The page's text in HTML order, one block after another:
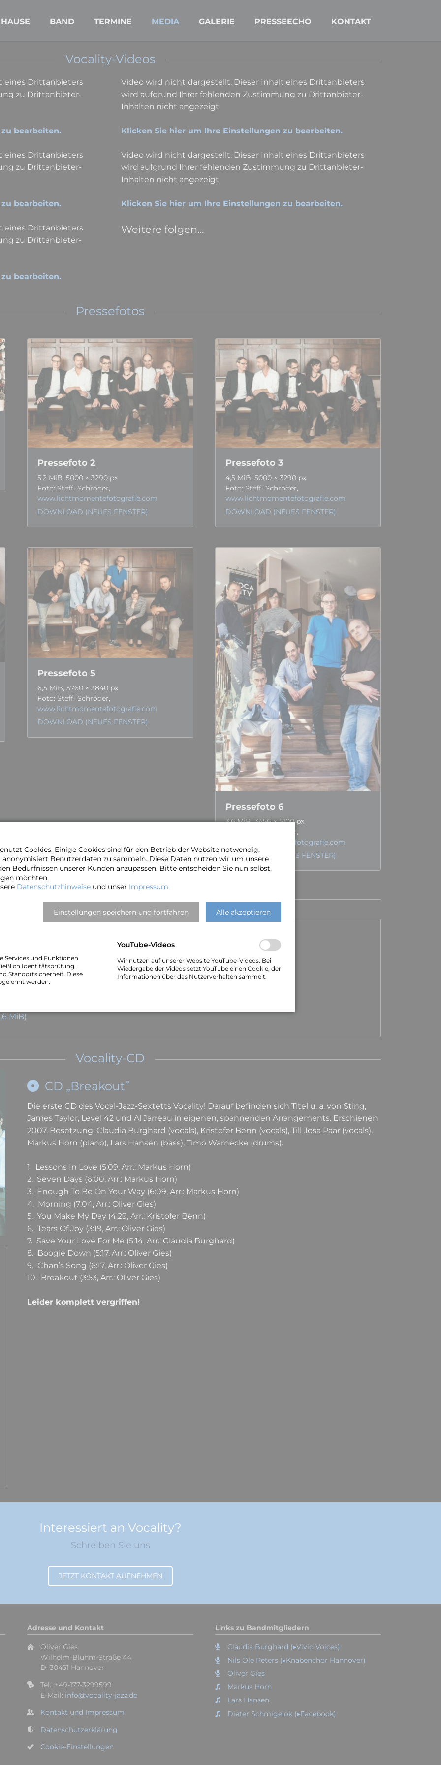
BAND TERMINE MEDIA GALERIE PRESSEECHO KONTAKT
Vocality-Videos
eines Drittanbieters
zu Drittanbieter-
bearbeiten.
eines Drittanbieters
zu Drittanbieter-
bearbeiten.
eines Drittanbieters
zu Drittanbieter-
bearbeiten.
Video wird nicht dargestellt. Dieser Inhalt eines Drittanbieters
wird aufgrund Ihrer fehlenden Zustimmung zu Drittanbieter-
Inhalten nicht angezeigt.
Klicken Sie hier um Ihre Einstellungen zu bearbeiten.
Video wird nicht dargestellt. Dieser Inhalt eines Drittanbieters
wird aufgrund Ihrer fehlenden Zustimmung zu Drittanbieter-
Inhalten nicht angezeigt.
Klicken Sie hier um Ihre Einstellungen zu bearbeiten.
Weitere folgen…
Pressefotos
Pressefoto 2
5,2 MiB, 5000 × 3290 px
Foto: Steffi Schröder,
www.lichtmomentefotografie.com
DOWNLOAD (NEUES FENSTER)
Pressefoto 3
4,5 MiB, 5000 × 3290 px
Foto: Steffi Schröder,
www.lichtmomentefotografie.com
DOWNLOAD (NEUES FENSTER)
Pressefoto 5
6,5 MiB, 5760 × 3840 px
Foto: Steffi Schröder,
www.lichtmomentefotografie.com
DOWNLOAD (NEUES FENSTER)
Pressefoto 6
3,6 MiB, 3456 × 5100 px
Foto: Steffi Schröder,
www.lichtmomentefotografie.com
DOWNLOAD (NEUES FENSTER)
MiB)
MiB)
Vocality-CD
CD „Breakout”
Die erste CD des Vocal-Jazz-Sextetts Vocality! Darauf befinden sich Titel u. a. von Sting,
James Taylor, Level 42 und Al Jarreau in eigenen, spannenden Arrangements. Erschienen
2007. Besetzung: Claudia Burghard (vocals), Kristofer Benn (vocals), Till Josa Paar (vocals),
Markus Horn (piano), Lars Hansen (bass), Timo Warnecke (drums).
1. Lessons In Love (5:09, Arr.: Markus Horn)
2. Seven Days (6:00, Arr.: Markus Horn)
3. Enough To Be On Your Way (6:09, Arr.: Markus Horn)
4. Morning (7:04, Arr.: Oliver Gies)
5. You Make My Day (4:29, Arr.: Kristofer Benn)
6. Tears Of Joy (3:19, Arr.: Oliver Gies)
7. Save Your Love For Me (5:14, Arr.: Claudia Burghard)
8. Boogie Down (5:17, Arr.: Oliver Gies)
9. Chan’s Song (6:17, Arr.: Oliver Gies)
10. Breakout (3:53, Arr.: Oliver Gies)
Leider komplett vergriffen!
Interessiert an Vocality?
Schreiben Sie uns
JETZT KONTAKT AUFNEHMEN
Adresse und Kontakt
Oliver Gies
Wilhelm-Bluhm-Straße 44
D–30451 Hannover
Tel.: +49-177-3299599
E-Mail: info@vocality-jazz.de
Kontakt und Impressum
Datenschutzerklärung
Cookie-Einstellungen
Links zu Bandmitgliedern
Claudia Burghard (▸Vivid Voices)
Nils Ole Peters (▸Knabenchor Hannover)
Oliver Gies
Markus Horn
Lars Hansen
Dieter Schmigelok (▸Facebook)
Cookies. Einige Cookies sind für den Betrieb der Website notwendig,
anonymisiert Benutzerdaten zu sammeln. Diese Daten nutzen wir um unsere
Bedürfnissen unserer Kunden anzupassen. Bitte entscheiden Sie nun selbst,
möchten.
Datenschutzhinweise und unser Impressum.
Einstellungen speichern und fortfahren Alle akzeptieren
Services und Funktionen
Identitätsprüfung,
Standortsicherheit. Diese
werden.
YouTube-Videos
Wir nutzen auf unserer Website YouTube-Videos. Bei
Wiedergabe der Videos setzt YouTube einen Cookie, der
Informationen über das Nutzerverhalten sammelt.